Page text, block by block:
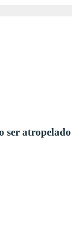
ser atropelado